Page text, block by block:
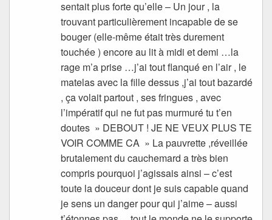
sentait plus forte qu’elle – Un jour , la
trouvant particulièrement incapable de se
bouger (elle-même était très durement
touchée ) encore au lit à midi et demi …la
rage m’a prise …j’ai tout flanqué en l’air , le
matelas avec la fille dessus ,j’ai tout bazardé
, ça volait partout , ses fringues , avec
l’impératif qui ne fut pas murmuré tu t’en
doutes » DEBOUT ! JE NE VEUX PLUS TE
VOIR COMME CA » La pauvrette ,réveillée
brutalement du cauchemard a très bien
compris pourquoi j’agissais ainsi – c’est
toute la douceur dont je suis capable quand
je sens un danger pour qui j’aime – aussi